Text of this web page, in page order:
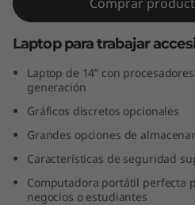
d
a
G
e
n
Laptop para trabajar
Laptop de 14” con
generación
Gráficos discretos opcionales
Grandes opciones de
Características de seguridad
Computadora portátil perfecta
negocios o estudiantes